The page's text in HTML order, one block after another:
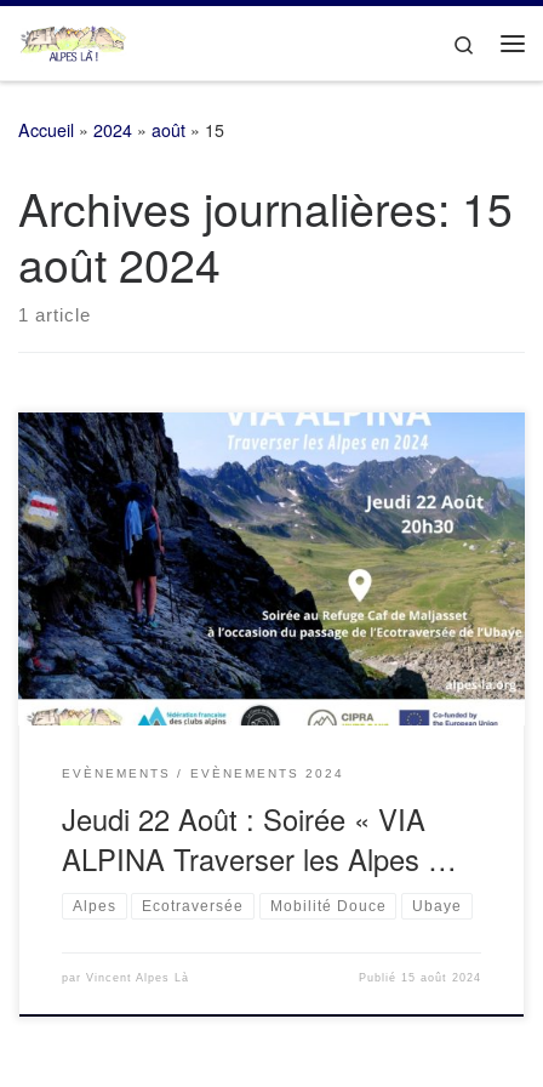
Passer au contenu
Search
Accueil » 2024 » août » 15
Archives journalières: 15
août 2024
1 article
Soirée « Via Alpina – Traverser les Alpes en 2024 »A partir
de 20h30 : Soirée proposée avec Cipra France, à l’occasion
du passage de l’Ecotraversée en Ubaye-Mercantour.
Présentation de l’itinéraire Via Alpina […]
EVÈNEMENTS EVÈNEMENTS 2024
Jeudi 22 Août : Soirée « VIA
ALPINA Traverser les Alpes …
Alpes Ecotraversée Mobilité Douce Ubaye
par Vincent Alpes Là Publié 15 août 2024